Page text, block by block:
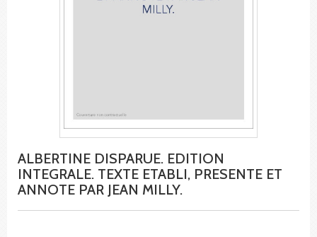
ALBERTINE DISPARUE. EDITION
INTEGRALE. TEXTE ETABLI, PRESENTE ET
ANNOTE PAR JEAN MILLY.